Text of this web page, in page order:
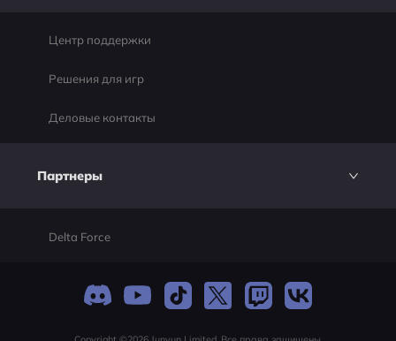
Центр поддержки
Решения для игр
Деловые контакты
Партнеры
Delta Force